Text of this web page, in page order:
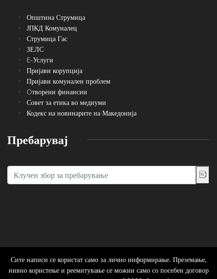
Општина Струмица
ЈПКД Комуналец
Струмица Гас
ЗЕЛС
E-Услуги
Пријави корупција
Пријави комунален проблем
Oтворени финансии
Совет за етика во медиуми
Кодекс на новинарите на Македонија
Пребарувај
Сите написи се користат само за лично информирање. Преземање,
нивно користење и реемитување се можни само со посебен договор